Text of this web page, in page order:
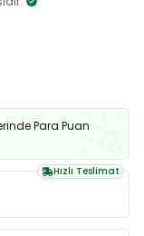
Para Puan
Hızlı Teslimat